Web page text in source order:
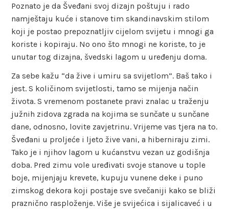
Poznato je da Šveđani svoj dizajn poštuju i rado
namještaju kuće i stanove tim skandinavskim stilom
koji je postao prepoznatljiv cijelom svijetu i mnogi ga
koriste i kopiraju. No ono što mnogi ne koriste, to je
unutar tog dizajna, švedski lagom u uređenju doma.
Za sebe kažu “da žive i umiru sa svijetlom”. Baš tako i
jest. S količinom svijetlosti, tamo se mijenja način
života. S vremenom postanete pravi znalac u traženju
južnih zidova zgrada na kojima se sunčate u sunčane
dane, odnosno, lovite zavjetrinu. Vrijeme vas tjera na to.
Šveđani u proljeće i ljeto žive vani, a hiberniraju zimi.
Tako je i njihov lagom u kućanstvu vezan uz godišnja
doba. Pred zimu vole uređivati svoje stanove u tople
boje, mijenjaju krevete, kupuju vunene deke i puno
zimskog dekora koji postaje sve svečaniji kako se bliži
praznično rasploženje. Više je svijećica i sijalicaveć i u